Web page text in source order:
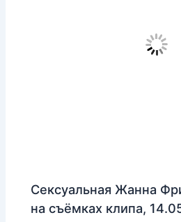
Сексуальная Жанна
на съёмках клипа,